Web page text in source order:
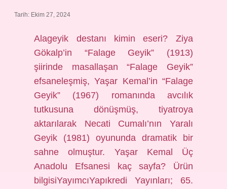
Tarih: Ekim 27, 2024
Alageyik destanı kimin eseri? Ziya
Gökalp’in “Falage Geyik” (1913)
şiirinde masallaşan “Falage Geyik”
efsaneleşmiş, Yaşar Kemal’in “Falage
Geyik” (1967) romanında avcılık
tutkusuna dönüşmüş, tiyatroya
aktarılarak Necati Cumalı’nın Yaralı
Geyik (1981) oyununda dramatik bir
sahne olmuştur. Yaşar Kemal Üç
Anadolu Efsanesi kaç sayfa? Ürün
bilgisiYayımcıYapıkredi Yayınları; 65.